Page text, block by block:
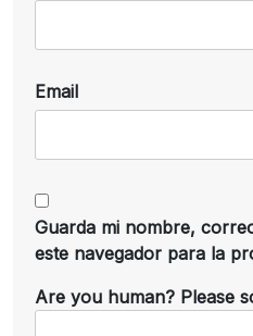
Email
Guarda mi nombre,
este navegador para la
Are you human? Please